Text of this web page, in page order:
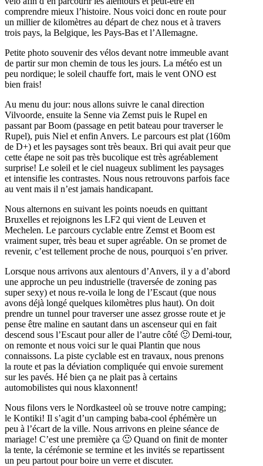
comprendre mieux l’histoire. Nous voici donc en route pour
un millier de kilomètres au départ de chez nous et à travers
trois pays, la Belgique, les Pays-Bas et l’Allemagne.
Petite photo souvenir des vélos devant notre immeuble avant
de partir sur mon chemin de tous les jours. La météo est un
peu nordique; le soleil chauffe fort, mais le vent ONO est
bien frais!
Au menu du jour: nous allons suivre le canal direction
Vilvoorde, ensuite la Senne via Zemst puis le Rupel en
passant par Boom (passage en petit bateau pour traverser le
Rupel), puis Niel et enfin Anvers. Le parcours est plat (160m
de D+) et les paysages sont très beaux. Bri qui avait peur que
cette étape ne soit pas très bucolique est très agréablement
surprise! Le soleil et le ciel nuageux subliment les paysages
et intensifie les contrastes. Nous nous retrouvons parfois face
au vent mais il n’est jamais handicapant.
Nous alternons en suivant les points noeuds en quittant
Bruxelles et rejoignons les LF2 qui vient de Leuven et
Mechelen. Le parcours cyclable entre Zemst et Boom est
vraiment super, très beau et super agréable. On se promet de
revenir, c’est tellement proche de nous, pourquoi s’en priver.
Lorsque nous arrivons aux alentours d’Anvers, il y a d’abord
une approche un peu industrielle (traversée de zoning pas
super sexy) et nous re-voila le long de l’Escaut (que nous
avons déjà longé quelques kilomètres plus haut). On doit
prendre un tunnel pour traverser une assez grosse route et je
pense être maline en sautant dans un ascenseur qui en fait
descend sous l’Escaut pour aller de l’autre côté 🙂 Demi-tour,
on remonte et nous voici sur le quai Plantin que nous
connaissons. La piste cyclable est en travaux, nous prenons
la route et pas la déviation compliquée qui envoie surement
sur les pavés. Hé bien ça ne plait pas à certains
automobilistes qui nous klaxonnent!
Nous filons vers le Nordkasteel où se trouve notre camping;
le Kontiki! Il s’agit d’un camping baba-cool éphémère un
peu à l’écart de la ville. Nous arrivons en pleine séance de
mariage! C’est une première ça 🙂 Quand on finit de monter
la tente, la cérémonie se termine et les invités se repartissent
un peu partout pour boire un verre et discuter.